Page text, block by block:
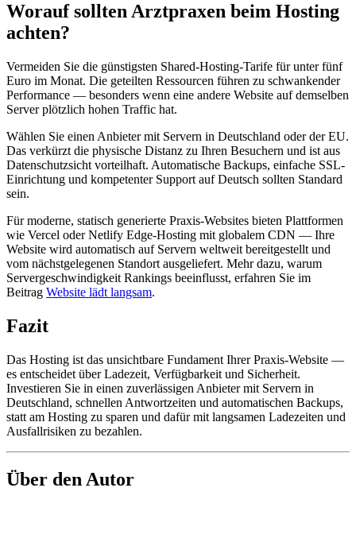
Worauf sollten Arztpraxen beim Hosting
achten?
Vermeiden Sie die günstigsten Shared-Hosting-Tarife für unter fünf
Euro im Monat. Die geteilten Ressourcen führen zu schwankender
Performance — besonders wenn eine andere Website auf demselben
Server plötzlich hohen Traffic hat.
Wählen Sie einen Anbieter mit Servern in Deutschland oder der EU.
Das verkürzt die physische Distanz zu Ihren Besuchern und ist aus
Datenschutzsicht vorteilhaft. Automatische Backups, einfache SSL-
Einrichtung und kompetenter Support auf Deutsch sollten Standard
sein.
Für moderne, statisch generierte Praxis-Websites bieten Plattformen
wie Vercel oder Netlify Edge-Hosting mit globalem CDN — Ihre
Website wird automatisch auf Servern weltweit bereitgestellt und
vom nächstgelegenen Standort ausgeliefert. Mehr dazu, warum
Servergeschwindigkeit Rankings beeinflusst, erfahren Sie im
Beitrag Website lädt langsam.
Fazit
Das Hosting ist das unsichtbare Fundament Ihrer Praxis-Website —
es entscheidet über Ladezeit, Verfügbarkeit und Sicherheit.
Investieren Sie in einen zuverlässigen Anbieter mit Servern in
Deutschland, schnellen Antwortzeiten und automatischen Backups,
statt am Hosting zu sparen und dafür mit langsamen Ladezeiten und
Ausfallrisiken zu bezahlen.
Über den Autor